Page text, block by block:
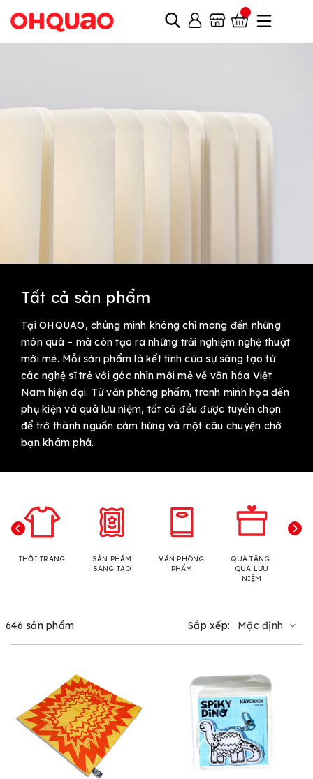
Tất cả sản phẩm
Tại OHQUAO, chúng mình không chỉ mang đến những
món quà – mà còn tạo ra những trải nghiệm nghệ thuật
mới mẻ. Mỗi sản phẩm là kết tinh của sự sáng tạo từ
các nghệ sĩ trẻ với góc nhìn mới mẻ về văn hóa Việt
Nam hiện đại. Từ văn phòng phẩm, tranh minh họa đến
phụ kiện và quà lưu niệm, tất cả đều được tuyển chọn
để trở thành nguồn cảm hứng và một câu chuyện chờ
bạn khám phá.
THỜI TRANG
SẢN PHẨM
SÁNG TẠO
VĂN PHÒNG
PHẨM
QUÀ TẶNG
QUÀ LƯU
NIỆM
646 sản phẩm Sắp xếp: Mặc định